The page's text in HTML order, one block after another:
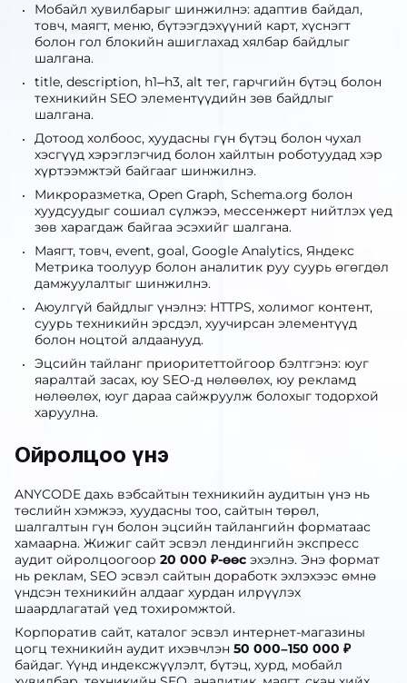
Мобайл хувилбарыг шинжилнэ: адаптив байдал,
товч, маягт, меню, бүтээгдэхүүний карт, хүснэгт
болон гол блокийн ашиглахад хялбар байдлыг
шалгана.
title, description, h1–h3, alt тег, гарчгийн бүтэц болон
техникийн SEO элементүүдийн зөв байдлыг
шалгана.
Дотоод холбоос, хуудасны гүн бүтэц болон чухал
хэсгүүд хэрэглэгчид болон хайлтын роботуудад хэр
хүртээмжтэй байгааг шинжилнэ.
Микроразметка, Open Graph, Schema.org болон
хуудсуудыг сошиал сүлжээ, мессенжерт нийтлэх үед
зөв харагдаж байгаа эсэхийг шалгана.
Маягт, товч, event, goal, Google Analytics, Яндекс
Метрика тоолуур болон аналитик руу суурь өгөгдөл
дамжуулалтыг шинжилнэ.
Аюулгүй байдлыг үнэлнэ: HTTPS, холимог контент,
суурь техникийн эрсдэл, хуучирсан элементүүд
болон ноцтой алдаанууд.
Эцсийн тайланг приоритеттойгоор бэлтгэнэ: юуг
яаралтай засах, юу SEO-д нөлөөлөх, юу рекламд
нөлөөлөх, юуг дараа сайжруулж болохыг тодорхой
харуулна.
Ойролцоо үнэ
ANYCODE дахь вэбсайтын техникийн аудитын үнэ нь
төслийн хэмжээ, хуудасны тоо, сайтын төрөл,
шалгалтын гүн болон эцсийн тайлангийн форматаас
хамаарна. Жижиг сайт эсвэл лендингийн экспресс
аудит ойролцоогоор 20 000 ₽-өөс эхэлнэ. Энэ формат
нь реклам, SEO эсвэл сайтын доработк эхлэхээс өмнө
үндсэн техникийн алдааг хурдан илрүүлэх
шаардлагатай үед тохиромжтой.
Корпоратив сайт, каталог эсвэл интернет-магазины
цогц техникийн аудит ихэвчлэн 50 000–150 000 ₽
байдаг. Үүнд индексжүүлэлт, бүтэц, хурд, мобайл